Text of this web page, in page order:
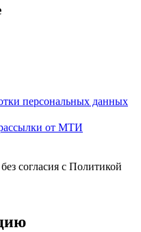
персональных данных
от МТИ
согласия с Политикой